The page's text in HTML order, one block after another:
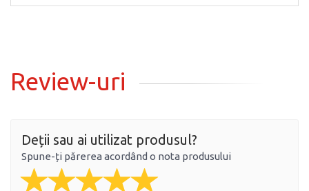
Review-uri
Deții sau ai utilizat produsul?
Spune-ți părerea acordând o nota produsului